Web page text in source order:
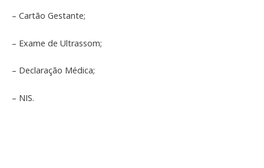
– Cartão Gestante;
– Exame de Ultrassom;
– Declaração Médica;
– NIS.